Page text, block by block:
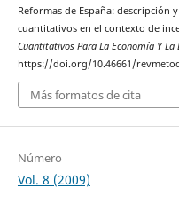
Reformas de España:
cuantitativos en el contexto de
Cuantitativos Para La Economía Y La
https://doi.org/10.46661/
Más formatos de cita
Número
Vol. 8 (2009)